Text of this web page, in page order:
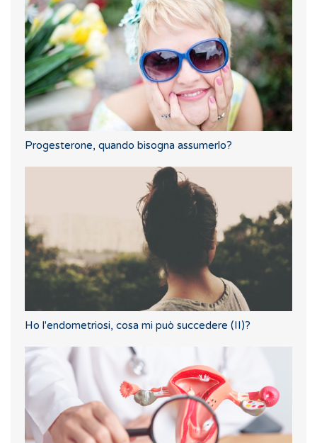
Progesterone, quando bisogna assumerlo?
Ho l'endometriosi, cosa mi può succedere (II)?